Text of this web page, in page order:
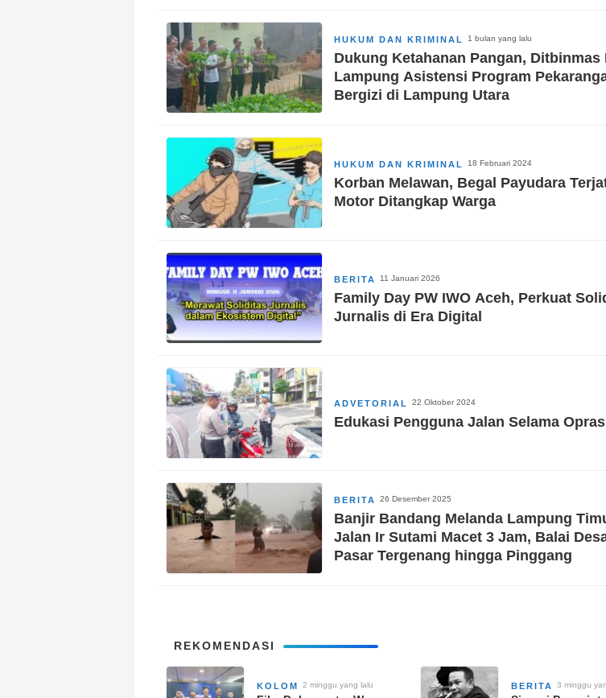
HUKUM DAN KRIMINAL 1 bulan yang lalu
Dukung Ketahanan Pangan, Ditbinmas
Lampung Asistensi Program
Bergizi di Lampung Utara
HUKUM DAN KRIMINAL 18 Februari 2024
Korban Melawan, Begal Payudara
Motor Ditangkap Warga
BERITA 11 Januari 2026
Family Day PW IWO Aceh, Perkuat
Jurnalis di Era Digital
ADVETORIAL 22 Oktober 2024
Edukasi Pengguna Jalan Selama
BERITA 26 Desember 2025
Banjir Bandang Melanda Lampung
Jalan Ir Sutami Macet 3 Jam, Balai
Pasar Tergenang hingga Pinggang
REKOMENDASI
KOLOM 2 minggu yang lalu BERITA 3 minggu